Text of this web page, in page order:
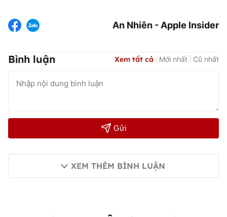
An Nhiên - Apple Insider
Bình luận Xem tất cả Mới nhất Cũ nhất
Gửi
XEM THÊM BÌNH LUẬN